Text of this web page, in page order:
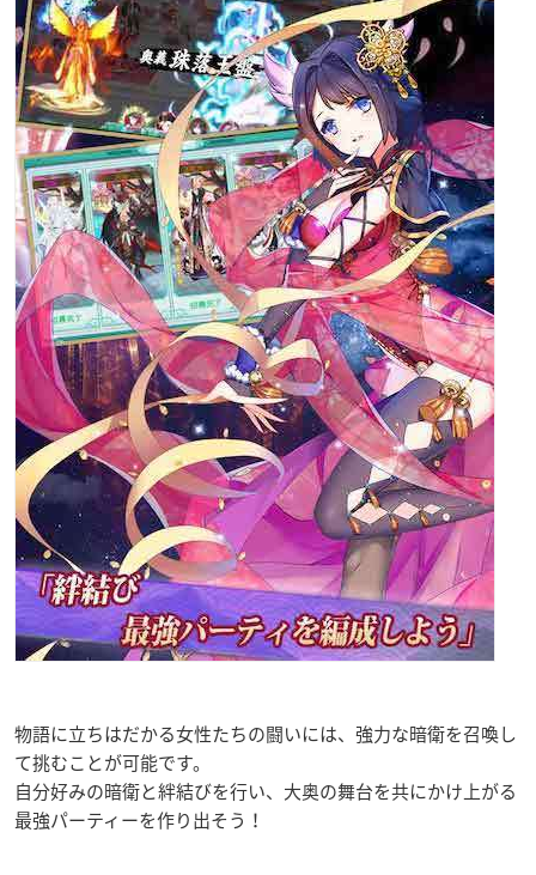
物語に立ちはだかる女性たちの闘いには、強力な暗衛を召喚し
て挑むことが可能です。
自分好みの暗衛と絆結びを行い、大奥の舞台を共にかけ上がる
最強パーティーを作り出そう！